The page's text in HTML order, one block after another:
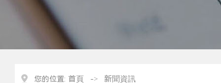
您的位置: 首頁 -> 新聞資訊